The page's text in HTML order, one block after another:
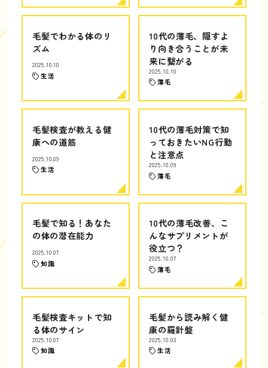
毛髪でわかる体のリ
ズム
2025.10.10
生活
10代の薄毛、隠すよ
り向き合うことが未
来に繋がる
2025.10.10
薄毛
毛髪検査が教える健
康への道筋
2025.10.09
生活
10代の薄毛対策で知
っておきたいNG行動
と注意点
2025.10.09
薄毛
毛髪で知る！あなた
の体の潜在能力
2025.10.07
知識
10代の薄毛改善、こ
んなサプリメントが
役立つ？
2025.10.07
薄毛
毛髪検査キットで知
る体のサイン
2025.10.07
知識
毛髪から読み解く健
康の羅針盤
2025.10.03
生活